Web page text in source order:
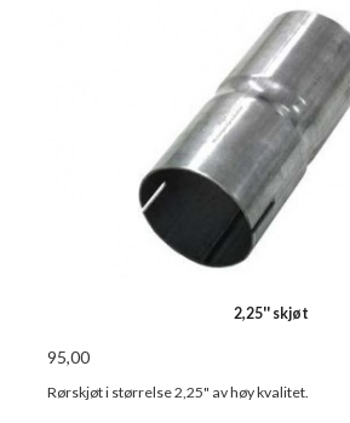
2,25'' skjøt
95,00
Rørskjøt i størrelse 2,25" av høy kvalitet.